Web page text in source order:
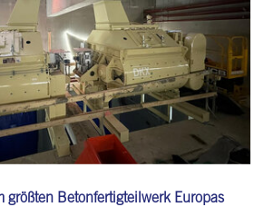
des Mischvorgangs ist mithilfe von
möglich. Je nach
wir unsere Mischer mit Sonden zur
einer Vorrichtung
oder einer Videokamera aus.
größten Betonfertigteilwerk Europas